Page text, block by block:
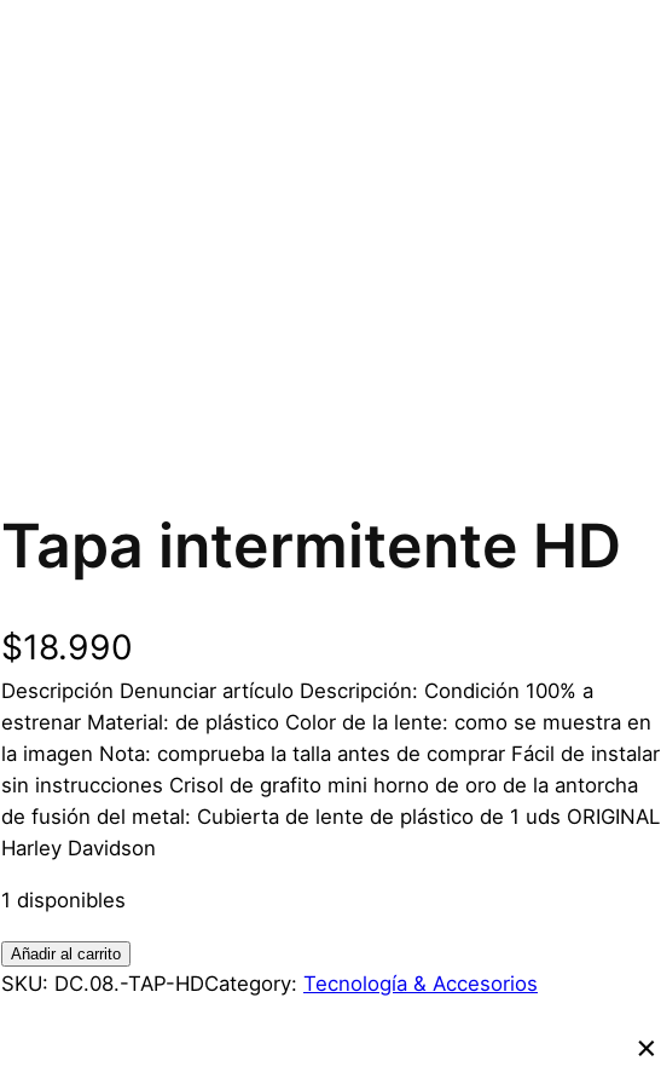
Tapa intermitente HD
$18.990
Descripción Denunciar artículo Descripción: Condición 100% a
estrenar Material: de plástico Color de la lente: como se muestra en
la imagen Nota: comprueba la talla antes de comprar Fácil de instalar
sin instrucciones Crisol de grafito mini horno de oro de la antorcha
de fusión del metal: Cubierta de lente de plástico de 1 uds ORIGINAL
Harley Davidson
1 disponibles
T
a
Añadir al carrito
SKU: DC.08.-TAP-HDCategory: Tecnología & Accesorios